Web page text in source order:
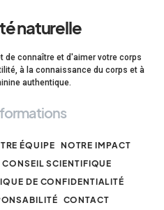
naturelle
de connaître et d'aimer votre corps
à la connaissance du corps et à
authentique.
ÉQUIPE NOTRE IMPACT
CONSEIL SCIENTIFIQUE
DE CONFIDENTIALITÉ
CONTACT